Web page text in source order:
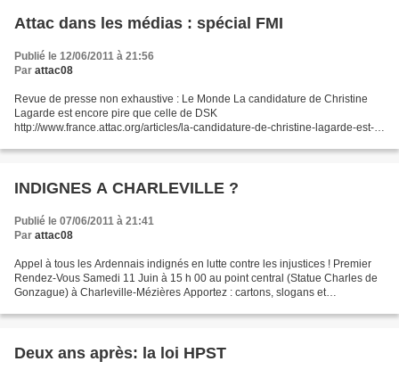
Attac dans les médias : spécial FMI
Publié le 12/06/2011 à 21:56
Par attac08
Revue de presse non exhaustive : Le Monde La candidature de Christine
Lagarde est encore pire que celle de DSK
http://www.france.attac.org/articles/la-candidature-de-christine-lagarde-est-
INDIGNES A CHARLEVILLE ?
Publié le 07/06/2011 à 21:41
Par attac08
Appel à tous les Ardennais indignés en lutte contre les injustices ! Premier
Rendez-Vous Samedi 11 Juin à 15 h 00 au point central (Statue Charles de
Gonzague) à Charleville-Mézières Apportez : cartons, slogans et
Deux ans après: la loi HPST